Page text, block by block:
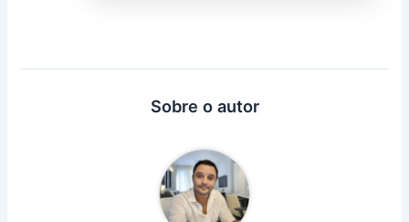
Sobre o autor